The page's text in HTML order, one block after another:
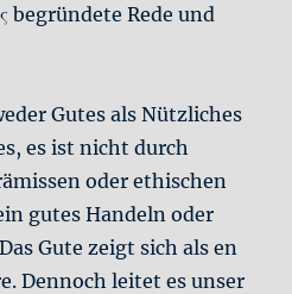
begründete Rede und
Gutes als Nützliches
es ist nicht durch
oder ethischen
gutes Handeln oder
Gute zeigt sich als en
Dennoch leitet es unser